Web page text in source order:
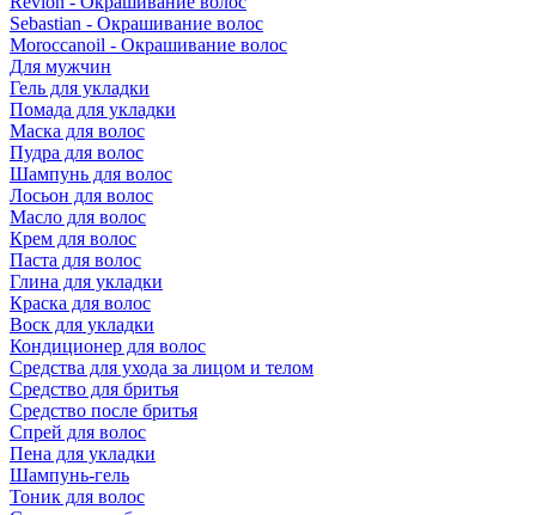
Sebastian - Окрашивание волос
Moroccanoil - Окрашивание волос
Для мужчин
Гель для укладки
Помада для укладки
Маска для волос
Пудра для волос
Шампунь для волос
Лосьон для волос
Масло для волос
Крем для волос
Паста для волос
Глина для укладки
Краска для волос
Воск для укладки
Кондиционер для волос
Средства для ухода за лицом и телом
Средство для бритья
Средство после бритья
Спрей для волос
Пена для укладки
Шампунь-гель
Тоник для волос